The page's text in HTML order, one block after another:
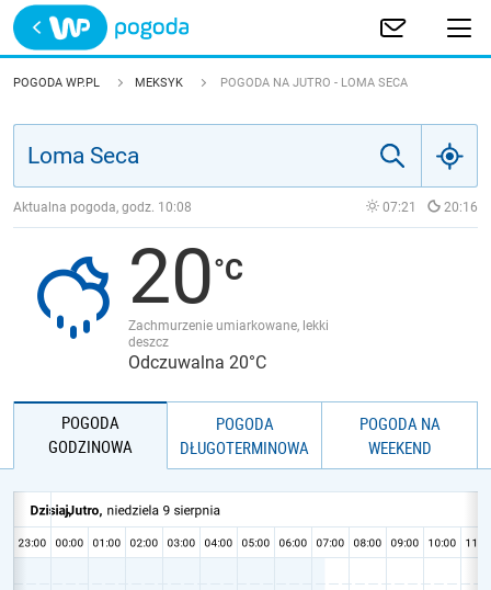
Trwa ładowanie
POLSKA
JAKOŚĆ POWIETRZA
POGODA WP.PL MEKSYK POGODA NA JUTRO - LOMA SECA
Aktualna pogoda, godz. 10:08 07:21 20:16
20
Zachmurzenie umiarkowane, lekki
deszcz
Odczuwalna 20°C
POGODA
GODZINOWA
POGODA
DŁUGOTERMINOWA
POGODA NA
WEEKEND